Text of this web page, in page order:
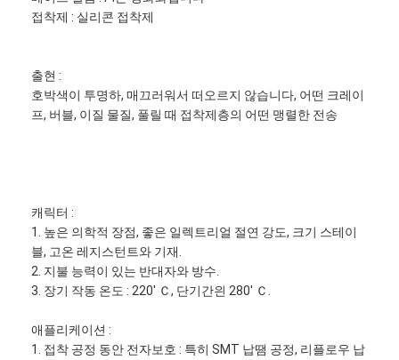
접착제 : 실리콘 접착제
출현 :
호박색이 투명하, 매끄러워서 떠오르지 않습니다, 어떤 크레이
프, 버블, 이질 물질, 풀릴 때 접착제층의 어떤 맹렬한 전송
캐릭터 :
1. 높은 의학적 장점, 좋은 일렉트리얼 절연 강도, 크기 스테이
블, 고온 레지스턴트와 기재.
2. 지불 능력이 있는 반대자와 방수.
3. 장기 작동 온도 : 220' Ｃ, 단기간읜 280' Ｃ.
애플리케이션 :
1. 접착 공정 동안 전자보호 : 특히 SMT 납땜 공정, 리플로우 납